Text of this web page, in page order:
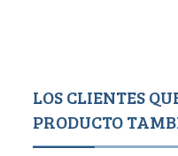
LOS CLIENTES
PRODUCTO